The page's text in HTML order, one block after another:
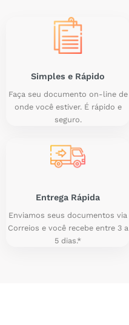
Simples e Rápido
Faça seu documento on-line de
onde você estiver. É rápido e
seguro.
Entrega Rápida
Enviamos seus documentos via
Correios e você recebe entre 3 a
5 dias.*